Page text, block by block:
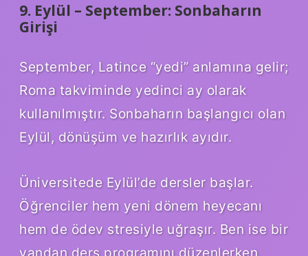
9. Eylül – September: Sonbaharın
Girişi
September, Latince “yedi” anlamına gelir;
Roma takviminde yedinci ay olarak
kullanılmıştır. Sonbaharın başlangıcı olan
Eylül, dönüşüm ve hazırlık ayıdır.
Üniversitede Eylül’de dersler başlar.
Öğrenciler hem yeni dönem heyecanı
hem de ödev stresiyle uğraşır. Ben ise bir
yandan ders programını düzenlerken,